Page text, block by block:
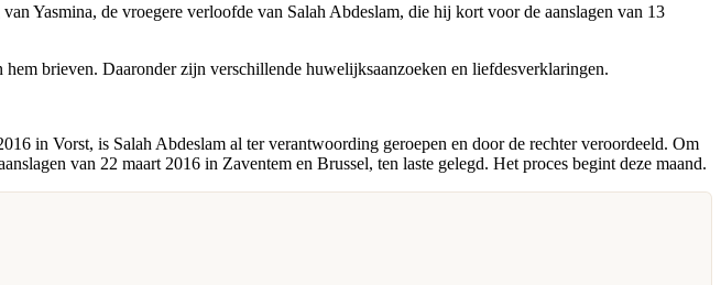
Yasmina, de vroegere verloofde van Salah Abdeslam, die hij kort voor de aanslagen van 13
brieven. Daaronder zijn verschillende huwelijksaanzoeken en liefdesverklaringen.
in Vorst, is Salah Abdeslam al ter verantwoording geroepen en door de rechter veroordeeld. Om
van 22 maart 2016 in Zaventem en Brussel, ten laste gelegd. Het proces begint deze maand.